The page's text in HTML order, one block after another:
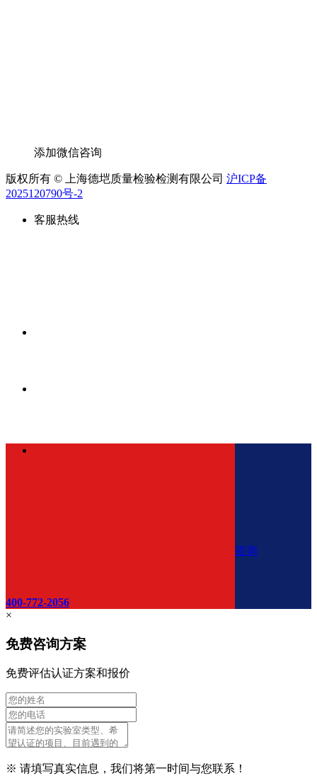
添加微信咨询
版权所有 © 上海德垲质量检验检测有限公司 沪ICP备
2025120790号-2
客服热线
400-772-2056
咨询
×
免费咨询方案
免费评估认证方案和报价
※ 请填写真实信息，我们将第一时间与您联系！